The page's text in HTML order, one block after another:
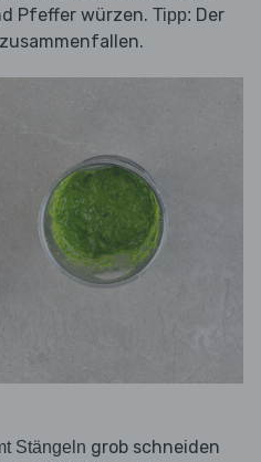
Pfeffer würzen. Tipp: Der
Stängeln grob schneiden